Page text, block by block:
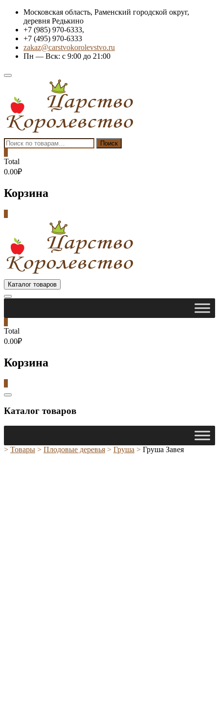
Skip
content
Московская область, Раменский городской округ,
деревня Редькино
+7 (985) 970-6333,
+7 (495) 970-6333
zakaz@carstvokorolevstvo.ru
Пн — Вск: с 9:00 до 21:00
Topbar
Искать: Поиск
Total
0.00₽
Корзина
Каталог товаров
Total
0.00₽
Корзина
Catalog
Каталог товаров
> Товары > Плодовые деревья > Груша > Груша Завея